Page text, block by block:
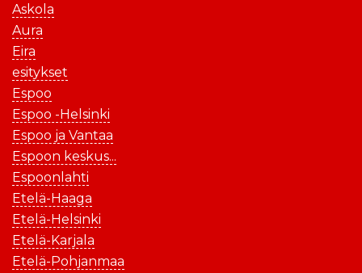
Askola
Aura
Eira
esitykset
Espoo
Espoo -Helsinki
Espoo ja Vantaa
Espoon keskus...
Espoonlahti
Etelä-Haaga
Etelä-Helsinki
Etelä-Karjala
Etelä-Pohjanmaa